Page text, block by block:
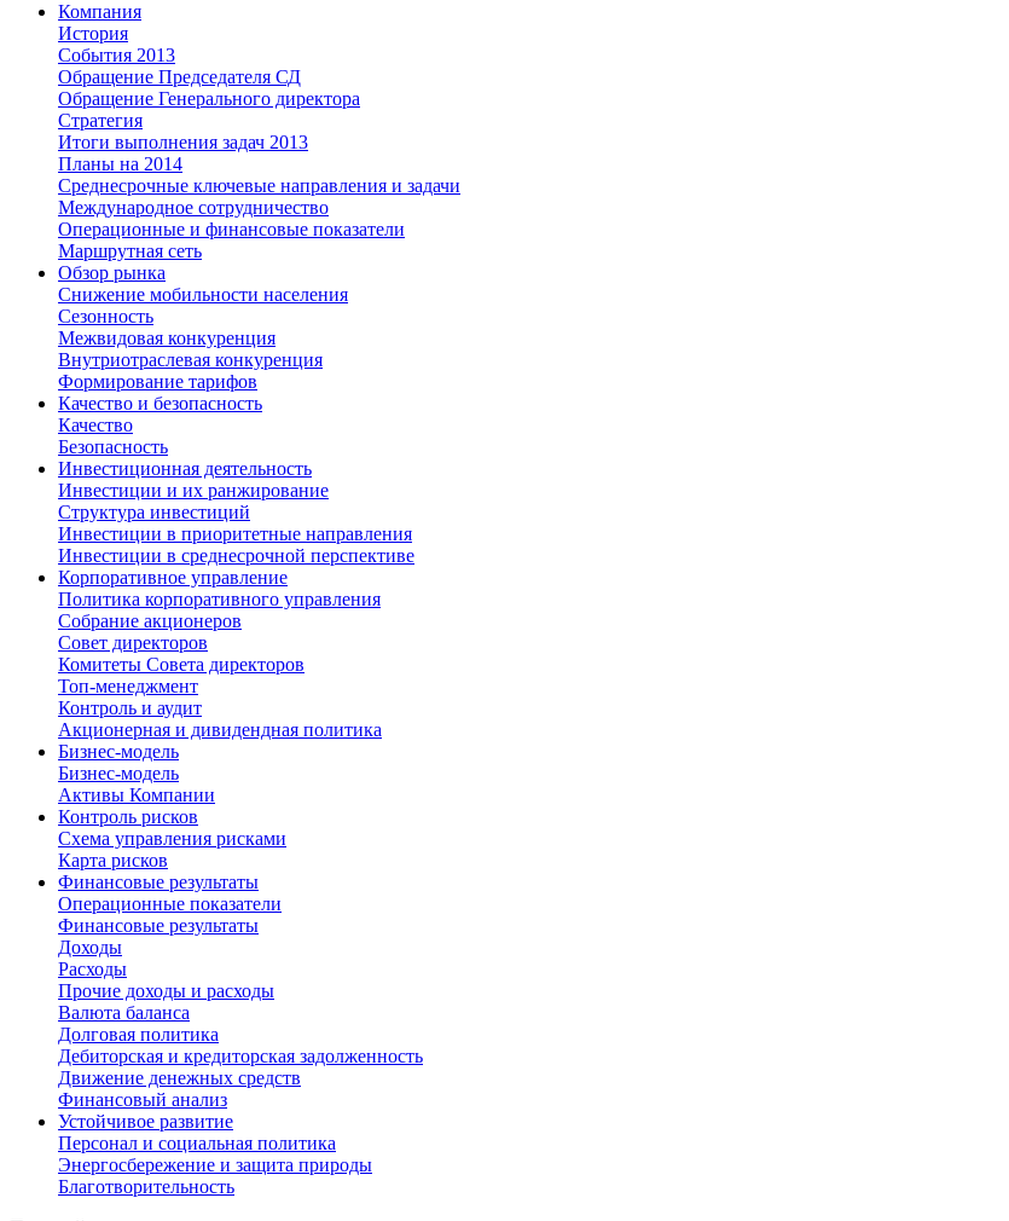
Компания
История
События 2013
Обращение Председателя СД
Обращение Генерального директора
Стратегия
Итоги выполнения задач 2013
Планы на 2014
Среднесрочные ключевые направления и задачи
Международное сотрудничество
Операционные и финансовые показатели
Маршрутная сеть
Обзор рынка
Снижение мобильности населения
Сезонность
Межвидовая конкуренция
Внутриотраслевая конкуренция
Формирование тарифов
Качество и безопасность
Качество
Безопасность
Инвестиционная деятельность
Инвестиции и их ранжирование
Структура инвестиций
Инвестиции в приоритетные направления
Инвестиции в среднесрочной перспективе
Корпоративное управление
Политика корпоративного управления
Собрание акционеров
Совет директоров
Комитеты Совета директоров
Топ-менеджмент
Контроль и аудит
Акционерная и дивидендная политика
Бизнес-модель
Бизнес-модель
Активы Компании
Контроль рисков
Схема управления рисками
Карта рисков
Финансовые результаты
Операционные показатели
Финансовые результаты
Доходы
Расходы
Прочие доходы и расходы
Валюта баланса
Долговая политика
Дебиторская и кредиторская задолженность
Движение денежных средств
Финансовый анализ
Устойчивое развитие
Персонал и социальная политика
Энергосбережение и защита природы
Благотворительность